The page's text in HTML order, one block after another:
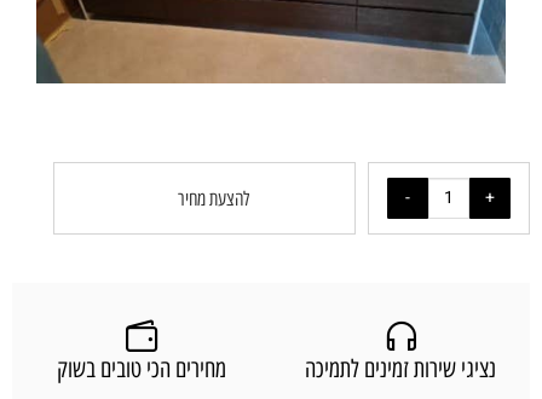
להצעת מחיר
נציגי שירות זמינים לתמיכה מחירים הכי טובים בשוק